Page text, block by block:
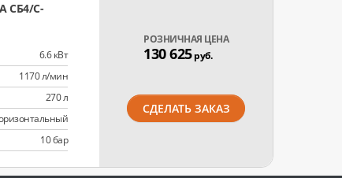
СБ4/C-
6.6 кВт
1170 л/мин
270 л
10 бар
РОЗНИЧНАЯ ЦЕНА
130 625руб.
СДЕЛАТЬ ЗАКАЗ